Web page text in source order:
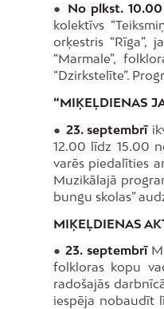
● No plkst.
kolektīvs
orķestris “Rīga”,
“Marmale”,
“Dzirkstelīte”.
“MIĶEĻDIENAS
● 23. septembrī
12.00 līdz 15.00
varēs piedalīties
Muzikālajā
bungu skolas”
MIĶEĻDIENAS
●23. septembrī
folkloras kopu
radošajās
iespēja nobaudīt